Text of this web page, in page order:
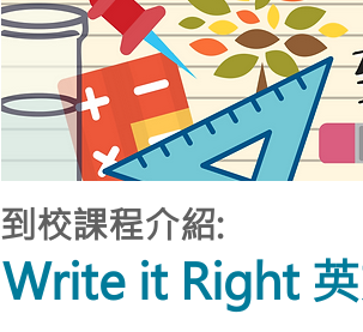
到校課程介紹:
Write it Right